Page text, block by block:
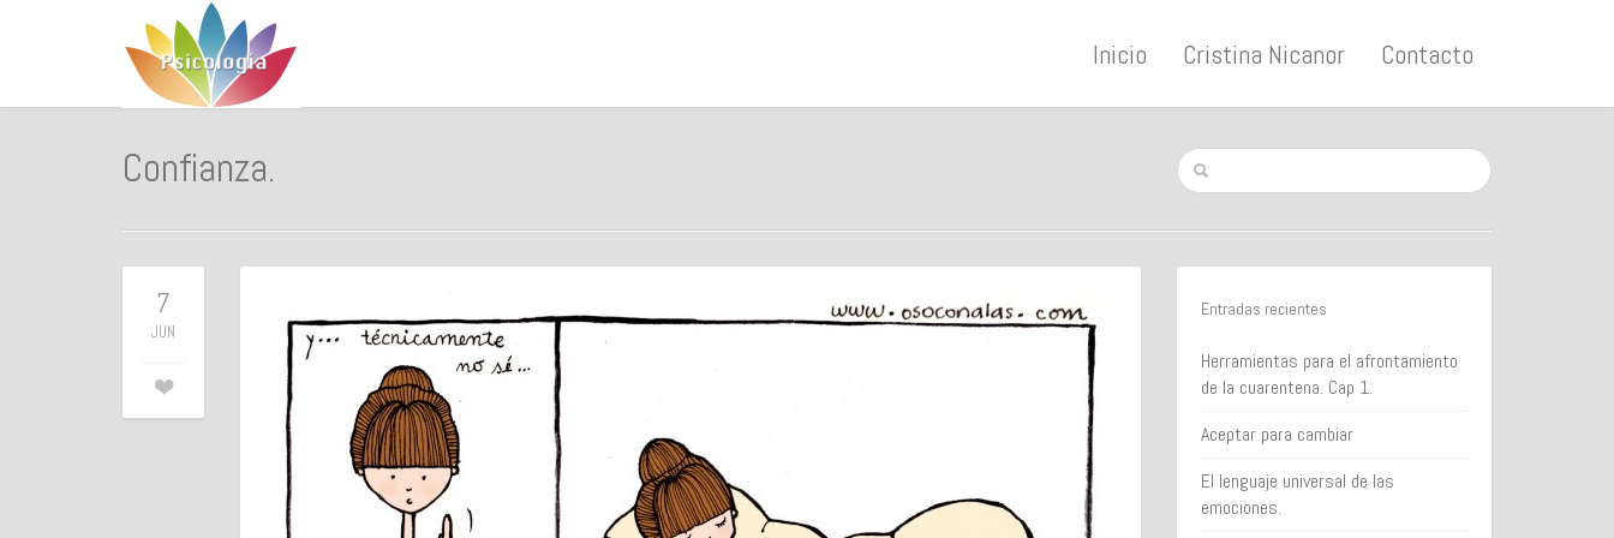
Inicio Cristina Nicanor Contacto
Confianza.
7
JUN
Entradas recientes
Herramientas para el afrontamiento
de la cuarentena. Cap 1.
Aceptar para cambiar
El lenguaje universal de las
emociones.